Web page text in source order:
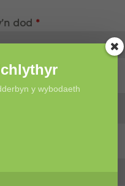
dod *
bwyd?
y wybodaeth